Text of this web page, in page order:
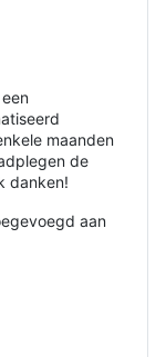
maanden
de
danken!
aan